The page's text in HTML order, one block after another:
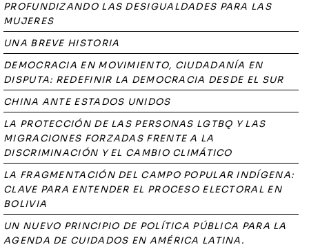
PROFUNDIZANDO LAS DESIGUALDADES PARA LAS
MUJERES
UNA BREVE HISTORIA
DEMOCRACIA EN MOVIMIENTO, CIUDADANÍA EN
DISPUTA: REDEFINIR LA DEMOCRACIA DESDE EL SUR
CHINA ANTE ESTADOS UNIDOS
LA PROTECCIÓN DE LAS PERSONAS LGTBQ Y LAS
MIGRACIONES FORZADAS FRENTE A LA
DISCRIMINACIÓN Y EL CAMBIO CLIMÁTICO
LA FRAGMENTACIÓN DEL CAMPO POPULAR INDÍGENA:
CLAVE PARA ENTENDER EL PROCESO ELECTORAL EN
BOLIVIA
UN NUEVO PRINCIPIO DE POLÍTICA PÚBLICA PARA LA
AGENDA DE CUIDADOS EN AMÉRICA LATINA.